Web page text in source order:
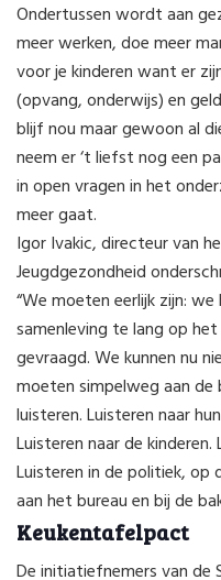
Ondertussen wordt aan
meer werken, doe meer
voor je kinderen want er
(opvang, onderwijs) en
blijf nou maar gewoon al
neem er ‘t liefst nog een
in open vragen in het
meer gaat.
Igor Ivakic, directeur van
Jeugdgezondheid
“We moeten eerlijk zijn:
samenleving te lang op
gevraagd. We kunnen nu
moeten simpelweg aan
luisteren. Luisteren naar
Luisteren naar de
Luisteren in de politiek, op
aan het bureau en bij de
Keukentafelpact
De initiatiefnemers van de